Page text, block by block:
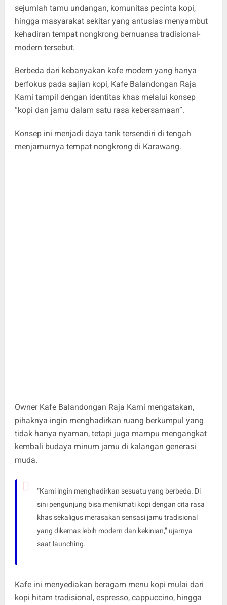
sejumlah tamu undangan, komunitas pecinta kopi,
hingga masyarakat sekitar yang antusias menyambut
kehadiran tempat nongkrong bernuansa tradisional-
modern tersebut.
Berbeda dari kebanyakan kafe modern yang hanya
berfokus pada sajian kopi, Kafe Balandongan Raja
Kami tampil dengan identitas khas melalui konsep
“kopi dan jamu dalam satu rasa kebersamaan”.
Konsep ini menjadi daya tarik tersendiri di tengah
menjamurnya tempat nongkrong di Karawang.
Owner Kafe Balandongan Raja Kami mengatakan,
pihaknya ingin menghadirkan ruang berkumpul yang
tidak hanya nyaman, tetapi juga mampu mengangkat
kembali budaya minum jamu di kalangan generasi
muda.
“Kami ingin menghadirkan sesuatu yang berbeda. Di
sini pengunjung bisa menikmati kopi dengan cita rasa
khas sekaligus merasakan sensasi jamu tradisional
yang dikemas lebih modern dan kekinian,” ujarnya
saat launching.
Kafe ini menyediakan beragam menu kopi mulai dari
kopi hitam tradisional, espresso, cappuccino, hingga